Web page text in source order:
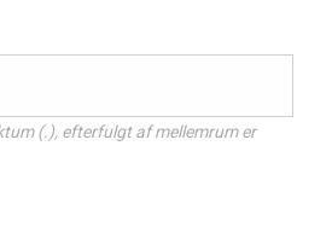
(.), efterfulgt af mellemrum er